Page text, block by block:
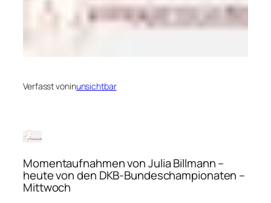
Verfasst voninunsichtbar
Momentaufnahmen von Julia Billmann –
heute von den DKB-Bundeschampionaten –
Mittwoch